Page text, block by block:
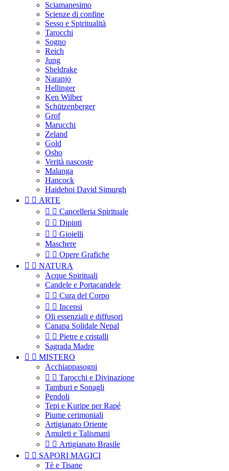
Sciamanesimo
Scienze di confine
Sesso e Spiritualità
Tarocchi
Sogno
Reich
Jung
Sheldrake
Naranjo
Hellinger
Ken Wilber
Schützenberger
Grof
Marucchi
Zeland
Gold
Osho
Verità nascoste
Malanga
Hancock
Haidehoi David Simurgh
  ARTE
  Cancelleria Spirituale
  Dipinti
  Gioielli
Maschere
  Opere Grafiche
  NATURA
Acque Spirituali
Candele e Portacandele
  Cura del Corpo
  Incensi
Oli essenziali e diffusori
Canapa Solidale Nepal
  Pietre e cristalli
Sagrada Madre
  MISTERO
Acchiappasogni
  Tarocchi e Divinazione
Tamburi e Sonagli
Pendoli
Tepi e Kuripe per Rapé
Piume cerimoniali
Artigianato Oriente
Amuleti e Talismani
  Artigianato Brasile
  SAPORI MAGICI
Tè e Tisane